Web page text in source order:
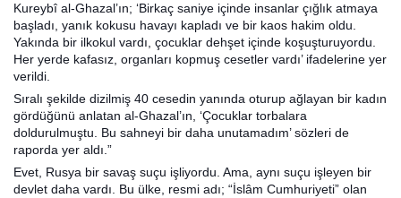
Kureybî al-Ghazal’ın; ‘Birkaç saniye içinde insanlar çığlık atmaya
başladı, yanık kokusu havayı kapladı ve bir kaos hakim oldu.
Yakında bir ilkokul vardı, çocuklar dehşet içinde koşuşturuyordu.
Her yerde kafasız, organları kopmuş cesetler vardı’ ifadelerine yer
verildi.
Sıralı şekilde dizilmiş 40 cesedin yanında oturup ağlayan bir kadın
gördüğünü anlatan al-Ghazal’ın, ‘Çocuklar torbalara
doldurulmuştu. Bu sahneyi bir daha unutamadım’ sözleri de
raporda yer aldı.”
Evet, Rusya bir savaş suçu işliyordu. Ama, aynı suçu işleyen bir
devlet daha vardı. Bu ülke, resmi adı; “İslâm Cumhuriyeti” olan